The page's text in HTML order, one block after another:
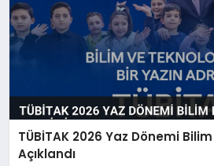
TÜBİTAK 2026 Yaz Dönemi
Açıklandı